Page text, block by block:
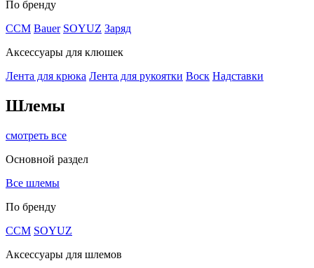
По бренду
CCM Bauer SOYUZ Заряд
Аксессуары для клюшек
Лента для крюка Лента для рукоятки Воск Надставки
Шлемы
смотреть все
Основной раздел
Все шлемы
По бренду
CCM SOYUZ
Аксессуары для шлемов